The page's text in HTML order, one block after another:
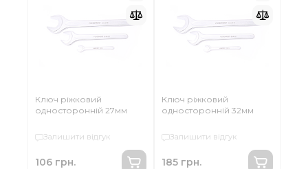
Ключ ріжковий
односторонній 27мм
Залишити відгук
106 грн.
Ключ ріжковий
односторонній 32мм
Залишити відгук
185 грн.